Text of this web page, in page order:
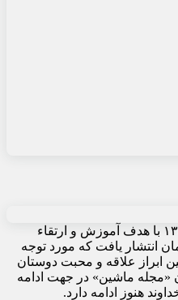
«مجله ماشین» از مهرماه سال ۱۳۵۸ با هدف آموزش و ارتقاء
انتشار یافت که مورد توجه
ابراز علاقه و محبت دوستان
«مجله ماشین» در جهت ادامه
هنوز ادامه دارد.